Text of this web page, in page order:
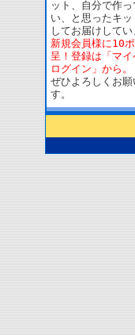
ット、自分で作っ
い、と思ったキッ
してお届けしてい
新規会員様に10
呈！登録は「マ
ログイン」から。
ぜひよろしくお願
す。